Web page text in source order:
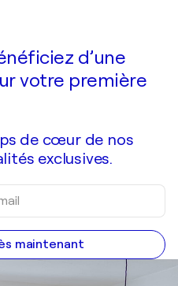
d’une
votre première
de cœur de nos
exclusives.
maintenant